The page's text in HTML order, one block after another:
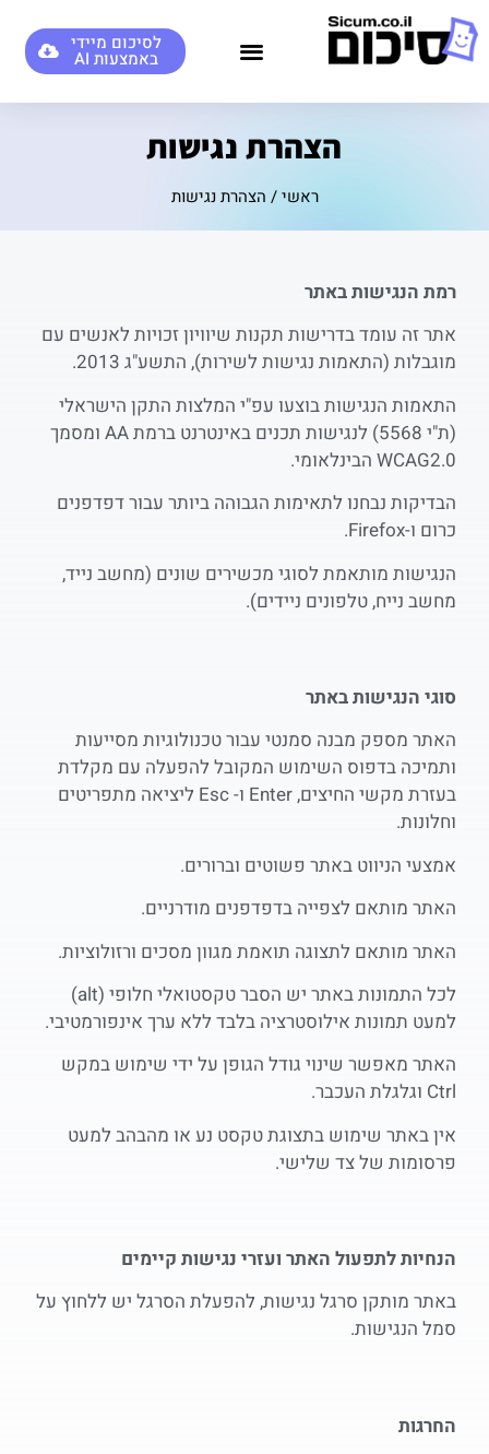
לסיכום מיידי
באמצעות AI
הצהרת נגישות
ראשי/ הצהרת נגישות
רמת הנגישות באתר
אתר זה עומד בדרישות תקנות שיוויון זכויות לאנשים עם
מוגבלות (התאמות נגישות לשירות), התשע"ג 2013.
התאמות הנגישות בוצעו עפ"י המלצות התקן הישראלי
(ת"י 5568) לנגישות תכנים באינטרנט ברמת AA ומסמך
WCAG2.0 הבינלאומי.
הבדיקות נבחנו לתאימות הגבוהה ביותר עבור דפדפנים
כרום ו-Firefox.
הנגישות מותאמת לסוגי מכשירים שונים (מחשב נייד,
מחשב נייח, טלפונים ניידים).
סוגי הנגישות באתר
האתר מספק מבנה סמנטי עבור טכנולוגיות מסייעות
ותמיכה בדפוס השימוש המקובל להפעלה עם מקלדת
בעזרת מקשי החיצים, Enter ו- Esc ליציאה מתפריטים
וחלונות.
אמצעי הניווט באתר פשוטים וברורים.
האתר מותאם לצפייה בדפדפנים מודרניים.
האתר מותאם לתצוגה תואמת מגוון מסכים ורזולוציות.
לכל התמונות באתר יש הסבר טקסטואלי חלופי (alt)
למעט תמונות אילוסטרציה בלבד ללא ערך אינפורמטיבי.
האתר מאפשר שינוי גודל הגופן על ידי שימוש במקש
Ctrl וגלגלת העכבר.
אין באתר שימוש בתצוגת טקסט נע או מהבהב למעט
פרסומות של צד שלישי.
הנחיות לתפעול האתר ועזרי נגישות קיימים
באתר מותקן סרגל נגישות, להפעלת הסרגל יש ללחוץ על
סמל הנגישות.
החרגות